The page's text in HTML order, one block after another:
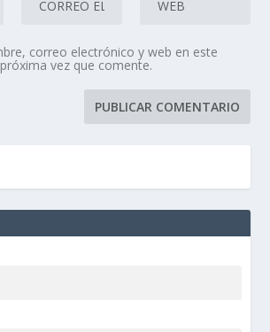
correo electrónico y web en este
vez que comente.